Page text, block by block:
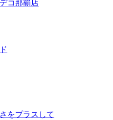
をプラスして